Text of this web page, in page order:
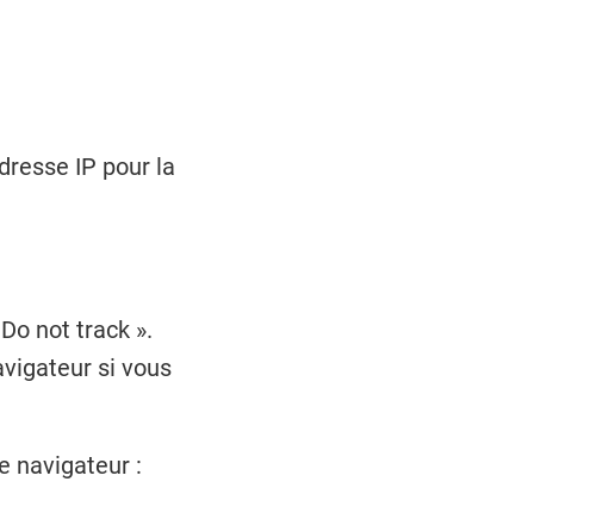
IP pour la
not track ».
si vous
navigateur :